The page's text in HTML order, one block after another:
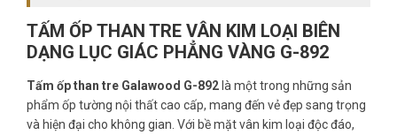
TẤM ỐP THAN TRE VÂN KIM LOẠI BIÊN
DẠNG LỤC GIÁC PHẲNG VÀNG G-892
Tấm ốp than tre Galawood G-892 là một trong những sản
phẩm ốp tường nội thất cao cấp, mang đến vẻ đẹp sang trọng
và hiện đại cho không gian. Với bề mặt vân kim loại độc đáo,